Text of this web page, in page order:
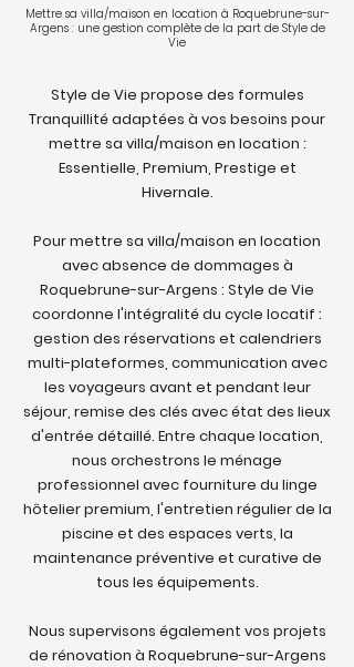
Mettre sa villa/maison en location à Roquebrune-sur-
Argens : une gestion complète de la part de Style de
Vie
Style de Vie propose des formules
Tranquillité adaptées à vos besoins pour
mettre sa villa/maison en location :
Essentielle, Premium, Prestige et
Hivernale.
Pour mettre sa villa/maison en location
avec absence de dommages à
Roquebrune-sur-Argens : Style de Vie
coordonne l'intégralité du cycle locatif :
gestion des réservations et calendriers
multi-plateformes, communication avec
les voyageurs avant et pendant leur
séjour, remise des clés avec état des lieux
d'entrée détaillé. Entre chaque location,
nous orchestrons le ménage
professionnel avec fourniture du linge
hôtelier premium, l'entretien régulier de la
piscine et des espaces verts, la
maintenance préventive et curative de
tous les équipements.
Nous supervisons également vos projets
de rénovation à Roquebrune-sur-Argens